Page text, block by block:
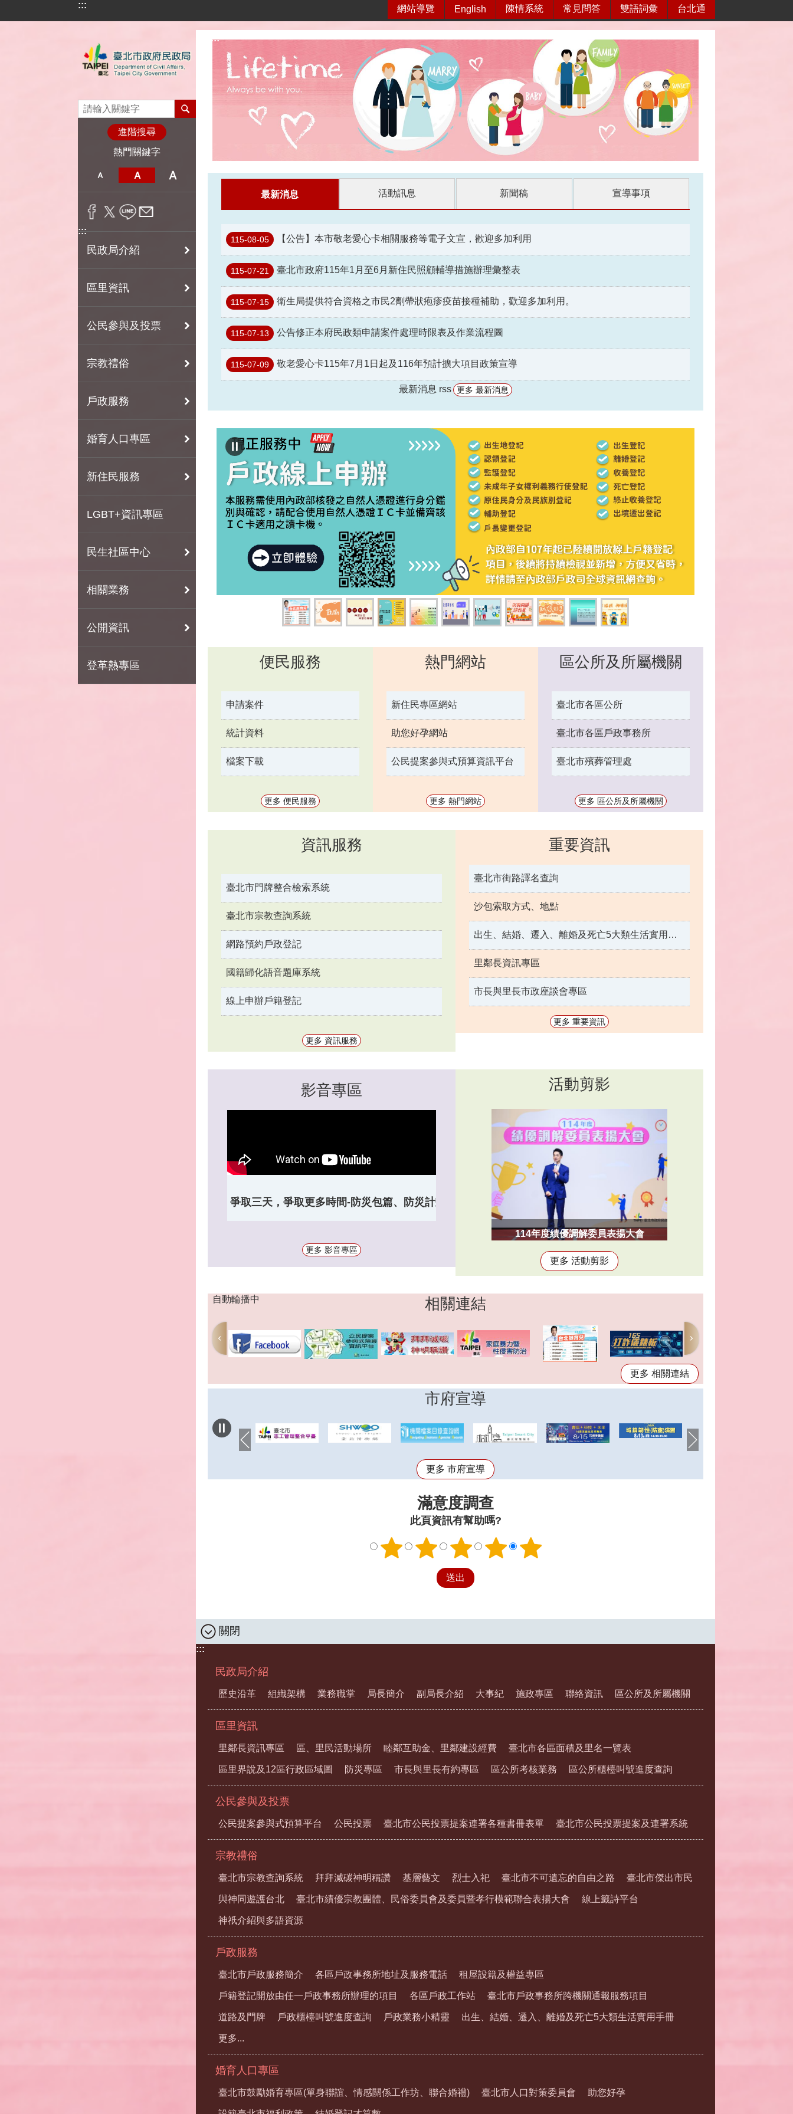
跳到主要內容區塊
::: 網站導覽 English 陳情系統 常見問答 雙語詞彙 台北通
進階搜尋
熱門關鍵字
:::
民政局介紹
區里資訊
公民參與及投票
宗教禮俗
戶政服務
婚育人口專區
新住民服務
LGBT+資訊專區
民生社區中心
相關業務
公開資訊
登革熱專區
:::
最新消息 活動訊息 新聞稿 宣導事項
115-08-05 【公告】本市敬老愛心卡相關服務等電子文宣，歡迎多加利用
115-07-21 臺北市政府115年1月至6月新住民照顧輔導措施辦理彙整表
115-07-15 衛生局提供符合資格之市民2劑帶狀疱疹疫苗接種補助，歡迎多加利用。
115-07-13 公告修正本府民政類申請案件處理時限表及作業流程圖
115-07-09 敬老愛心卡115年7月1日起及116年預計擴大項目政策宣導
最新消息 rss 更多 最新消息
便民服務
申請案件
統計資料
檔案下載
更多 便民服務
熱門網站
新住民專區網站
助您好孕網站
公民提案參與式預算資訊平台
更多 熱門網站
區公所及所屬機關
臺北市各區公所
臺北市各區戶政事務所
臺北市殯葬管理處
更多 區公所及所屬機關
資訊服務
臺北市門牌整合檢索系統
臺北市宗教查詢系統
網路預約戶政登記
國籍歸化語音題庫系統
線上申辦戶籍登記
更多 資訊服務
重要資訊
臺北市街路譯名查詢
沙包索取方式、地點
出生、結婚、遷入、離婚及死亡5大類生活實用手冊
里鄰長資訊專區
市長與里長市政座談會專區
更多 重要資訊
影音專區
爭取三天，爭取更多時間-防災包篇、防災計畫篇、防災課程
更多 影音專區
活動剪影
114年度績優調解委員表揚大會
更多 活動剪影
相關連結
自動輪播中
更多 相關連結
市府宣導
更多 市府宣導
滿意度調查
此頁資訊有幫助嗎?
關閉
:::
民政局介紹
歷史沿革 組織架構 業務職掌 局長簡介 副局長介紹 大事紀 施政專區 聯絡資訊 區公所及所屬機關
區里資訊
里鄰長資訊專區 區、里民活動場所 睦鄰互助金、里鄰建設經費 臺北市各區面積及里名一覽表
區里界說及12區行政區域圖 防災專區 市長與里長有約專區 區公所考核業務 區公所櫃檯叫號進度查詢
公民參與及投票
公民提案參與式預算平台 公民投票 臺北市公民投票提案連署各種書冊表單 臺北市公民投票提案及連署系統
宗教禮俗
臺北市宗教查詢系統 拜拜減碳神明稱讚 基層藝文 烈士入祀 臺北市不可遺忘的自由之路 臺北市傑出市民
與神同遊護台北 臺北市績優宗教團體、民俗委員會及委員暨孝行模範聯合表揚大會 線上籤詩平台
神祇介紹與多語資源
戶政服務
臺北市戶政服務簡介 各區戶政事務所地址及服務電話 租屋設籍及權益專區
戶籍登記開放由任一戶政事務所辦理的項目 各區戶政工作站 臺北市戶政事務所跨機關通報服務項目
道路及門牌 戶政櫃檯叫號進度查詢 戶政業務小精靈 出生、結婚、遷入、離婚及死亡5大類生活實用手冊
更多...
婚育人口專區
臺北市鼓勵婚育專區(單身聯誼、情感關係工作坊、聯合婚禮) 臺北市人口對策委員會 助您好孕